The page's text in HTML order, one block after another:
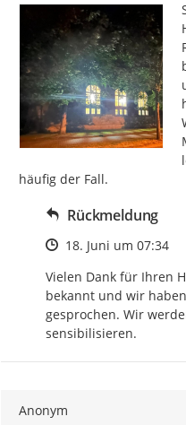
häufig der Fall.
Rückmeldung
Zeitpunkt des
18. Juni um 07:34
Vielen Dank für Ihren
bekannt und wir
gesprochen. Wir
sensibilisieren.
Anonym